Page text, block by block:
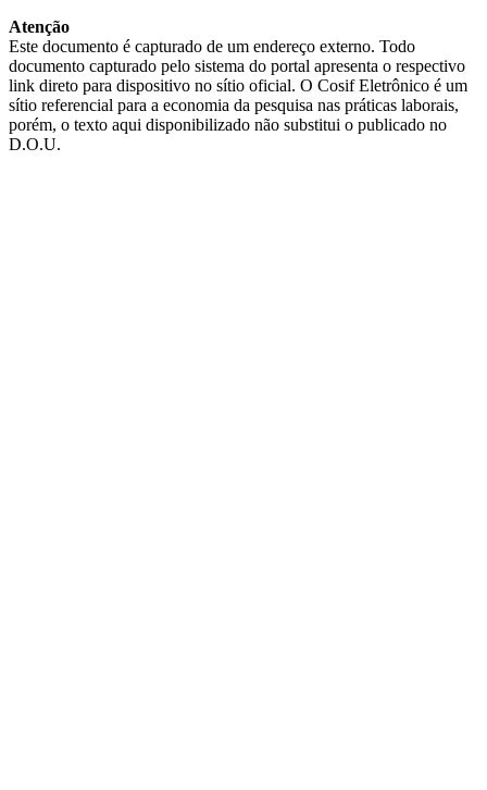
Atenção
Este documento é capturado de um endereço externo. Todo
documento capturado pelo sistema do portal apresenta o respectivo
link direto para dispositivo no sítio oficial. O Cosif Eletrônico é um
sítio referencial para a economia da pesquisa nas práticas laborais,
porém, o texto aqui disponibilizado não substitui o publicado no
D.O.U.